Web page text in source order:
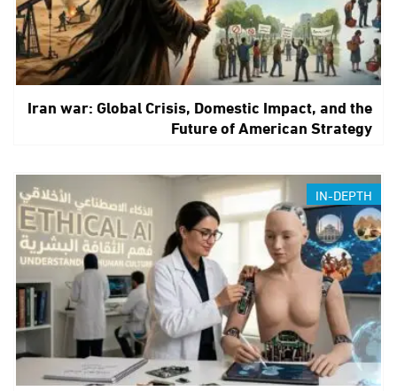
Iran war: Global Crisis, Domestic Impact, and the
Future of American Strategy
IN-DEPTH